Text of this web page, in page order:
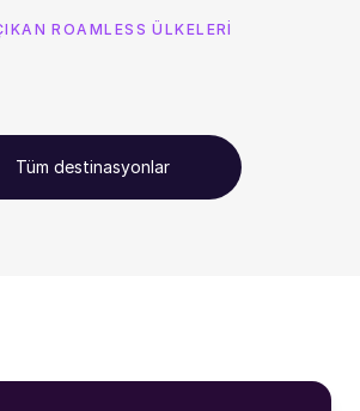
ROAMLESS ÜLKELERİ
Tüm destinasyonlar